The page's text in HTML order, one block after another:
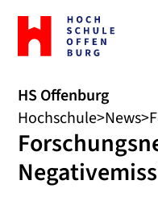
Zur
Startseite
Hochschule
HS Offenburg
Hochschule News